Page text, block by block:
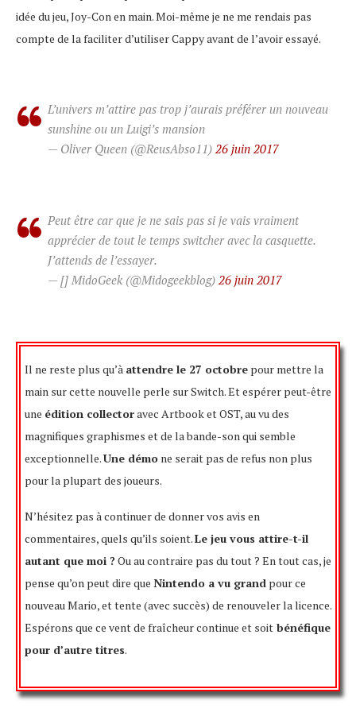
idée du jeu, Joy-Con en main. Moi-même je ne me rendais pas
compte de la faciliter d’utiliser Cappy avant de l’avoir essayé.
L’univers m’attire pas trop j’aurais préférer un nouveau
sunshine ou un Luigi’s mansion
— Oliver Queen (@ReusAbso11) 26 juin 2017
Peut être car que je ne sais pas si je vais vraiment
apprécier de tout le temps switcher avec la casquette.
J’attends de l’essayer.
— [] MidoGeek (@Midogeekblog) 26 juin 2017
Il ne reste plus qu’à attendre le 27 octobre pour mettre la
main sur cette nouvelle perle sur Switch. Et espérer peut-être
une édition collectoravec Artbook et OST, au vu des
magnifiques graphismes et de la bande-son qui semble
exceptionnelle.Une démo ne serait pas de refus non plus
pour la plupart des joueurs.
N’hésitez pas à continuer de donner vos avis en
commentaires, quels qu’ils soient.Le jeu vous attire-t-il
autant que moi ? Ou au contraire pas du tout ? En tout cas, je
pense qu’on peut dire que Nintendo a vu grand pour ce
nouveau Mario, et tente (avec succès) de renouveler la licence.
Espérons que ce vent de fraîcheur continue et soit bénéfique
pour d’autre titres.